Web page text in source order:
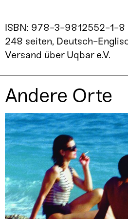
ISBN: 978-3-9812552-1-8
248 seiten, Deutsch-
Versand über Uqbare.V.
Andere Orte